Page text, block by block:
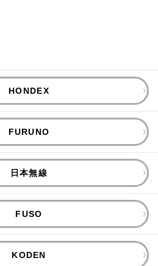
HONDEX
FURUNO
日本無線
FUSO
KODEN